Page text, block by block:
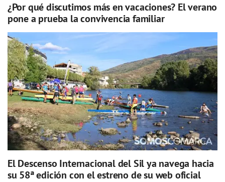
¿Por qué discutimos más en vacaciones? El verano
pone a prueba la convivencia familiar
El Descenso Internacional del Sil ya navega hacia
su 58ª edición con el estreno de su web oficial